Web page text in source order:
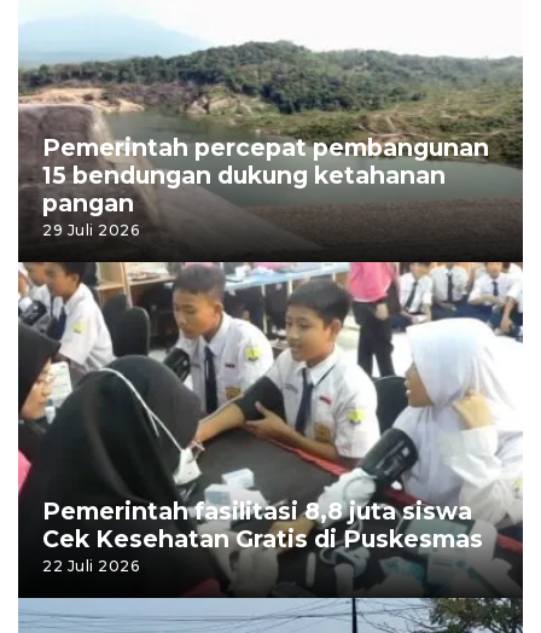
Pemerintah percepat pembangunan
15 bendungan dukung ketahanan
pangan
29 Juli 2026
Pemerintah fasilitasi 8,8 juta siswa
Cek Kesehatan Gratis di Puskesmas
22 Juli 2026